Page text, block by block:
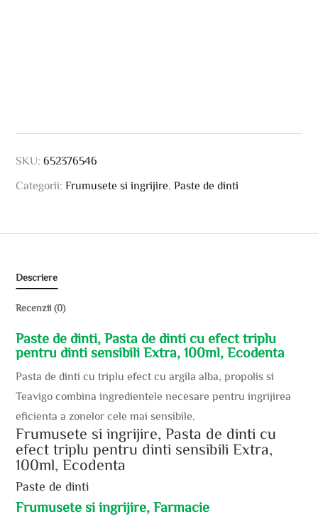
SKU:652376546
Categorii:Frumusete si ingrijire,Paste de dinti
Descriere
Recenzii (0)
Paste de dinti, Pasta de dinti cu efect triplu
pentru dinti sensibili Extra, 100ml, Ecodenta
Pasta de dinti cu triplu efect cu argila alba, propolis si
Teavigo combina ingredientele necesare pentru ingrijirea
eficienta a zonelor cele mai sensibile.
Frumusete si ingrijire, Pasta de dinti cu
efect triplu pentru dinti sensibili Extra,
100ml, Ecodenta
Paste de dinti
Frumusete si ingrijire, Farmacie